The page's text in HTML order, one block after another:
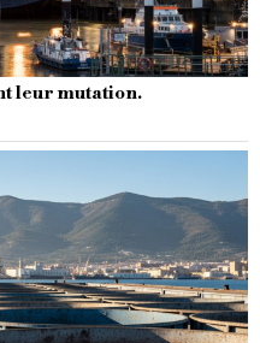
leur mutation.